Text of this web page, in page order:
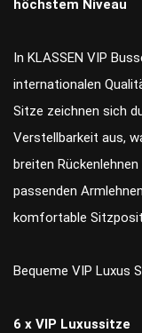
höchstem Niveau
In KLASSEN VIP
internationalen
Sitze zeichnen sich
Verstellbarkeit aus,
breiten
passenden
komfortable
Bequeme VIP Luxus
6 x VIP Luxussitze